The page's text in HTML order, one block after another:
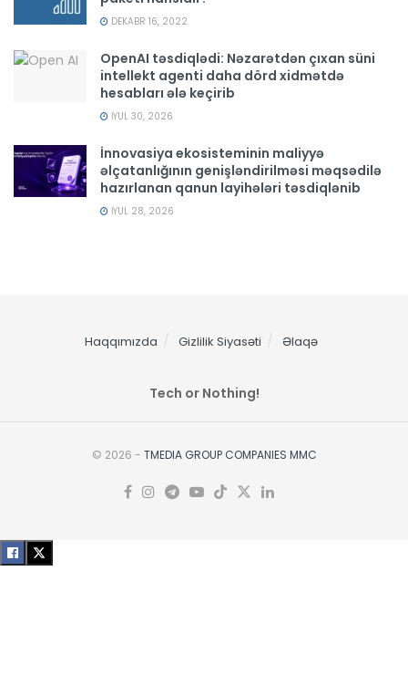
DEKABR 16, 2022
OpenAI təsdiqlədi: Nəzarətdən çıxan süni
intellekt agenti daha dörd xidmətdə
hesabları ələ keçirib
İYUL 30, 2026
İnnovasiya ekosisteminin maliyyə
əlçatanlığının genişləndirilməsi məqsədilə
hazırlanan qanun layihələri təsdiqlənib
İYUL 28, 2026
Haqqımızda Gizlilik Siyasəti Əlaqə
Tech or Nothing!
© 2026 - TMEDIA GROUP COMPANIES MMC